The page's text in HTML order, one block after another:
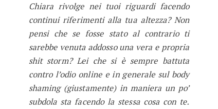
Chiara rivolge nei tuoi riguardi facendo
continui riferimenti alla tua altezza? Non
pensi che se fosse stato al contrario ti
sarebbe venuta addosso una vera e propria
shit storm? Lei che si è sempre battuta
contro l’odio online e in generale sul body
shaming (giustamente) in maniera un po’
subdola sta facendo la stessa cosa con te.